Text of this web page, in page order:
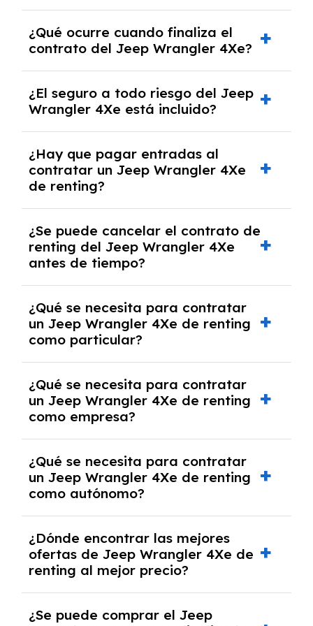
contrato y puede variar entre 10,000 y
30,000 km anuales. Si excedes ese límite,
puede haber un cargo adicional.
¿Qué ocurre cuando finaliza el
contrato del Jeep Wrangler 4Xe?
coche, renovarlo por uno nuevo o, en algunos
casos, comprarlo a un precio previamente
acordado.
¿El seguro a todo riesgo del Jeep
Wrangler 4Xe está incluido?
Wrangler 4Xe con el seguro a todo riesgo sin
franquicia incluido dentro de las cuotas
mensuales.
¿Hay que pagar entradas al
contratar un Jeep Wrangler 4Xe
de renting?
tendrás que pagar ningún tipo de entrada
salvo en casos que lo exija el proveedor
debido al resultado del estudio de viabilidad
económica.
¿Se puede cancelar el contrato de
renting del Jeep Wrangler 4Xe
antes de tiempo?
pero puede haber penalizaciones por
cancelación anticipada. Es importante revisar
las condiciones del contrato y hablar con un
experto que te asesore.
¿Qué se necesita para contratar
un Jeep Wrangler 4Xe de renting
como particular?
y, en algunos casos, una consulta de solvencia
crediticia y un pago inicial.
¿Qué se necesita para contratar
un Jeep Wrangler 4Xe de renting
como empresa?
documentación financiera y, en algunos
casos, un informe de solvencia de la empresa
y un pago inicial.
¿Qué se necesita para contratar
un Jeep Wrangler 4Xe de renting
como autónomo?
autónomos, justificante de ingresos y, en
algunos casos, un informe fiscal y un pago
inicial.
¿Dónde encontrar las mejores
ofertas de Jeep Wrangler 4Xe de
renting al mejor precio?
mejores ofertas de vehículos de renting con
¿Se puede comprar el Jeep